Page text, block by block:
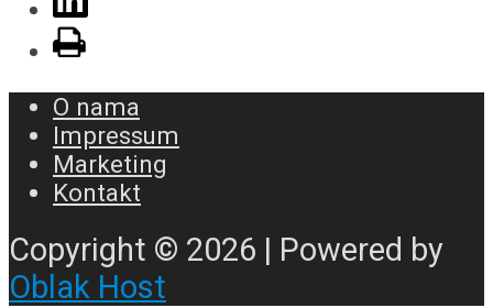
O nama
Impressum
Marketing
Kontakt
Copyright © 2026 | Powered by
Oblak Host